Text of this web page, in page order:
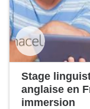
Stage
anglaise en
immersion